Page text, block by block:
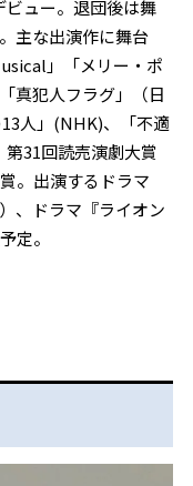
ビュー。退団後は舞
主な出演作に舞台
」「メリー・ポ
真犯人フラグ」（日
人」(NHK)、「不適
31回読売演劇大賞
。出演するドラマ
、ドラマ『ライオン
定。